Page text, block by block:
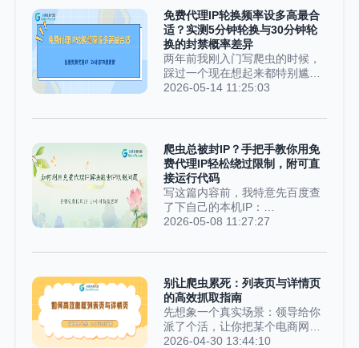
青似的，一直傻等着对方响应，
线程被死死占住，一个请求没处
理完，后面的请求就跟...
裂：最慢的代理延迟能飙到800
毫秒，就算是最快的，也要五百
多毫秒。无奈之下老张只能自我
安慰：慢就慢一点吧，免费凑活
能用，总比直接被封IP、爬取中
断要强。之后他写了一段最基础
行下一个请求。结果上线运行
后，效率低得离谱。单次请求算
上代理延迟、网络响应、数据
处...
免费代理IP轮换频率设多高最合
适？实测5分钟轮换与30分钟轮
换的封禁概率差异
两年前我刚入门写爬虫的时候，
踩过一个现在想起来都特别尴尬
的低级错误。那时候要爬一个电
根筋，听别人说代理IP换得越
话不说，直接把IP轮换间隔设成
了两分钟一次。结果整整跑了一
个下午，代理池里一百多个免费
IP全军覆没，全都被封了，最后
连目标网站首页都彻底打不开。
也是踩了这次大亏我才彻底明白
新手都跟我当初想法一样：一个
IP用久了肯定会被系统盯上，那
我勤快点换，不就安...
2026-05-14 11:25:03
爬虫总被封IP？手把手教你用免
费代理IP轻松绕过限制，附可直
接运行代码
写这篇内容前，我特意先百度查
了下自己的本机IP：
113.57.xx.xx。接着随手跑了十
弹出提示：您的访问频率异常，
直接被封禁了。做爬虫的应该都
懂这种无奈：哪怕你的代码写得
再工整、逻辑再完美，只要对方
网站运维稍微懂点技术，几秒内
就能察觉同一个IP在疯狂发起请
2026-05-08 11:27:27
别让爬虫累死：列表页与详情页
的高效抓取指南
先想象一个真实场景：领导给你
派了个活，让你把某个电商网站
上所有商品的名称和价格都抓下
2026-04-30 13:44:10